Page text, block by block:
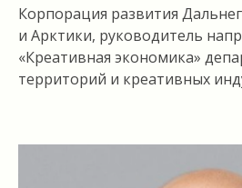
Корпорация развития
и Арктики, руководитель
«Креативная экономика»
территорий и креативных